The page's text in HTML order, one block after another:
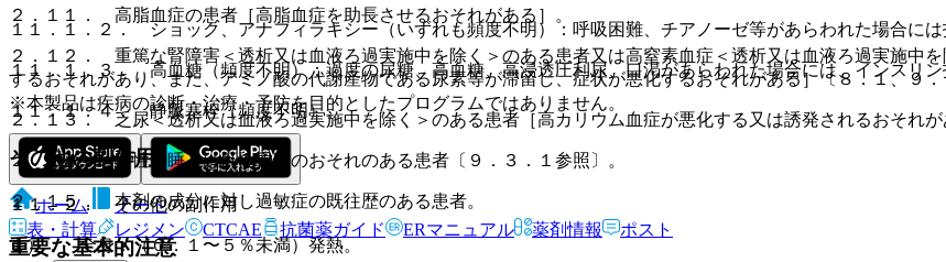
２．１１． 高脂血症の患者［高脂血症を助長させるおそれがある］。
２．１２． 重篤な腎障害＜透析又は血液ろ過実施中を除く＞のある患者又は高窒素血症＜透析又は血液ろ過実施中
するおそれがあり、また、アミノ酸の代謝産物である尿素等が滞留し、症状が悪化するおそれがある］〔８．１、９
２．１３． 乏尿＜透析又は血液ろ過実施中を除く＞のある患者［高カリウム血症が悪化する又は誘発されるおそれ
２．１４． 肝性昏睡又は肝性昏睡のおそれのある患者〔９．３．１参照〕。
２．１５． 本剤の成分に対し過敏症の既往歴のある患者。
重要な基本的注意
１１．１．２． ショック、アナフィラキシー（いずれも頻度不明）：呼吸困難、チアノーゼ等があらわれた場合には
１１．１．３． 高血糖（頻度不明）：過度の尿糖、高血糖、高浸透圧利尿、口渇があらわれた場合には、インスリ
１１．１．４． 静脈塞栓（頻度不明）。
その他の副作用
１１．２． その他の副作用
１）． 全身：（０．１〜５％未満）発熱。
※本製品は疾病の診断・治療・予防を目的としたプログラムではありません。
ホーム
ノート
表・計算
レジメン CTCAE 抗菌薬ガイド ERマニュアル 薬剤情報 ポスト